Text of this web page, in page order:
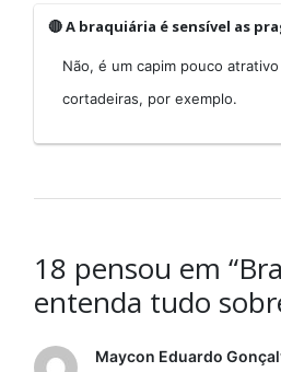
🔴 A braquiária é sensível as
Não, é um capim pouco
cortadeiras, por exemplo.
18 pensou em
entenda tudo
Maycon Eduardo